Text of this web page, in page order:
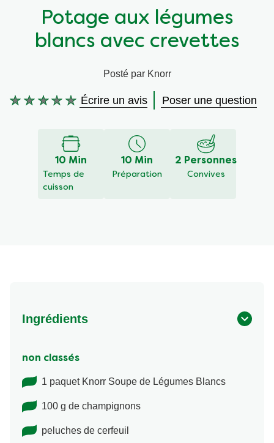
Végétarien
Wraps aux légumes
Aides culinaires
Prêt à l'emploi
Potage aux légumes
blancs avec crevettes
Posté par Knorr
Aucune
Écrire un avis Poser une question
10 Min
Temps de
cuisson
10 Min
Préparation
2 Personnes
Convives
Ingrédients
non classés
1 paquet Knorr Soupe de Légumes Blancs
100 g de champignons
peluches de cerfeuil